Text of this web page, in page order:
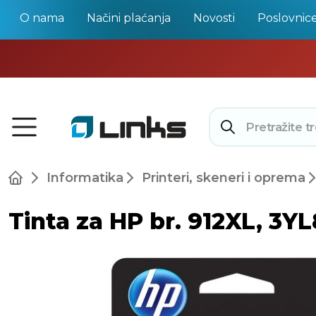
O nama Načini plaćanja Novosti
Informatika Printeri, skeneri i oprema
Tinta za HP br. 912XL,